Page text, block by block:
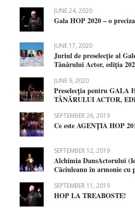
JUNE 24, 2020
Gala HOP 2020 – o
JUNE 17, 2020
Juriul de preselecție al
Tânărului Actor, ediția
JUNE 9, 2020
Preselecția pentru GALA
TÂNĂRULUI ACTOR,
SEPTEMBER 26, 2019
Ce este AGENȚIA HOP
SEPTEMBER 12, 2019
Alchimia DansActorului
Căciuleanu în armonie
SEPTEMBER 11, 2019
HOP LA TREABOSTE!